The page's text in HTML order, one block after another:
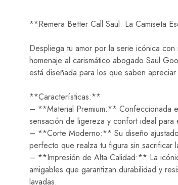
**Remera Better Call Saul: La Camiseta
Despliega tu amor por la serie icónica
homenaje al carismático abogado Saul
está diseñada para los que saben
**Características:**
– **Material Premium:** Confeccionada
sensación de ligereza y confort ideal para
– **Corte Moderno:** Su diseño
perfecto que realza tu figura sin sacrificar
– **Impresión de Alta Calidad:** La
amigables que garantizan durabilidad y
lavadas.